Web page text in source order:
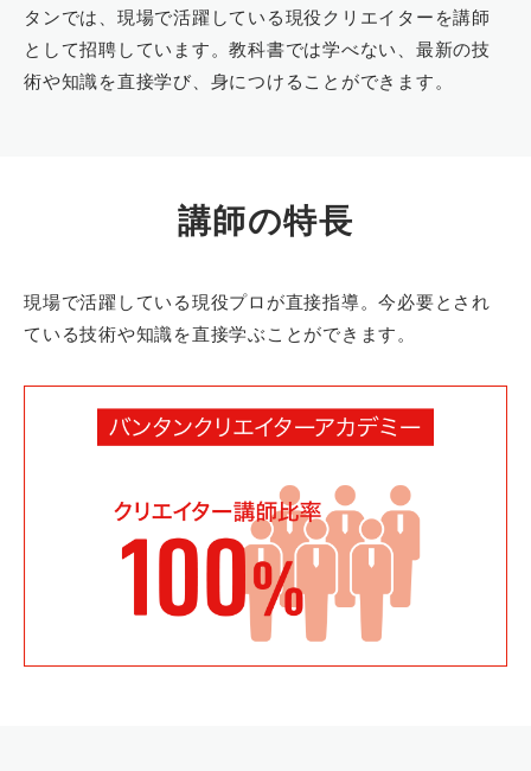
タンでは、現場で活躍している現役クリエイターを講師
として招聘しています。教科書では学べない、最新の技
術や知識を直接学び、身につけることができます。
講師の特長
現場で活躍している現役プロが直接指導。今必要とされ
ている技術や知識を直接学ぶことができます。